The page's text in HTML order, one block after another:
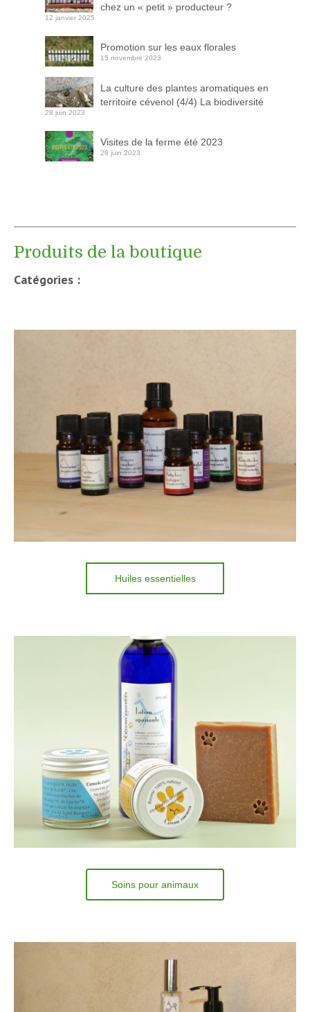
chez un « petit » producteur ?
12 janvier 2025
Promotion sur les eaux florales
15 novembre 2023
La culture des plantes aromatiques en
territoire cévenol (4/4) La biodiversité
28 juin 2023
Visites de la ferme été 2023
28 juin 2023
Produits de la boutique
Catégories :
Huiles essentielles
Soins pour animaux